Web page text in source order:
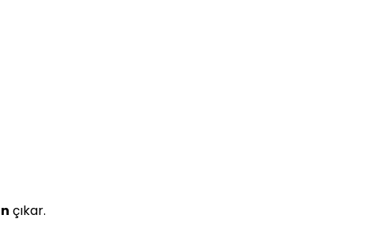
çıkar.